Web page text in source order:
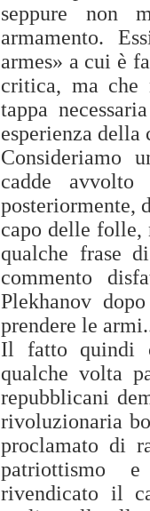
seppure non
armamento.
armes» a cui è
critica, ma che
tappa
esperienza
Consideriamo
cadde
posteriormente,
capo delle folle,
qualche frase
commento
Plekhanov
prendere le
Il fatto quindi
qualche volta
repubblicani
rivoluzionaria
proclamato di
patriottismo
rivendicato il